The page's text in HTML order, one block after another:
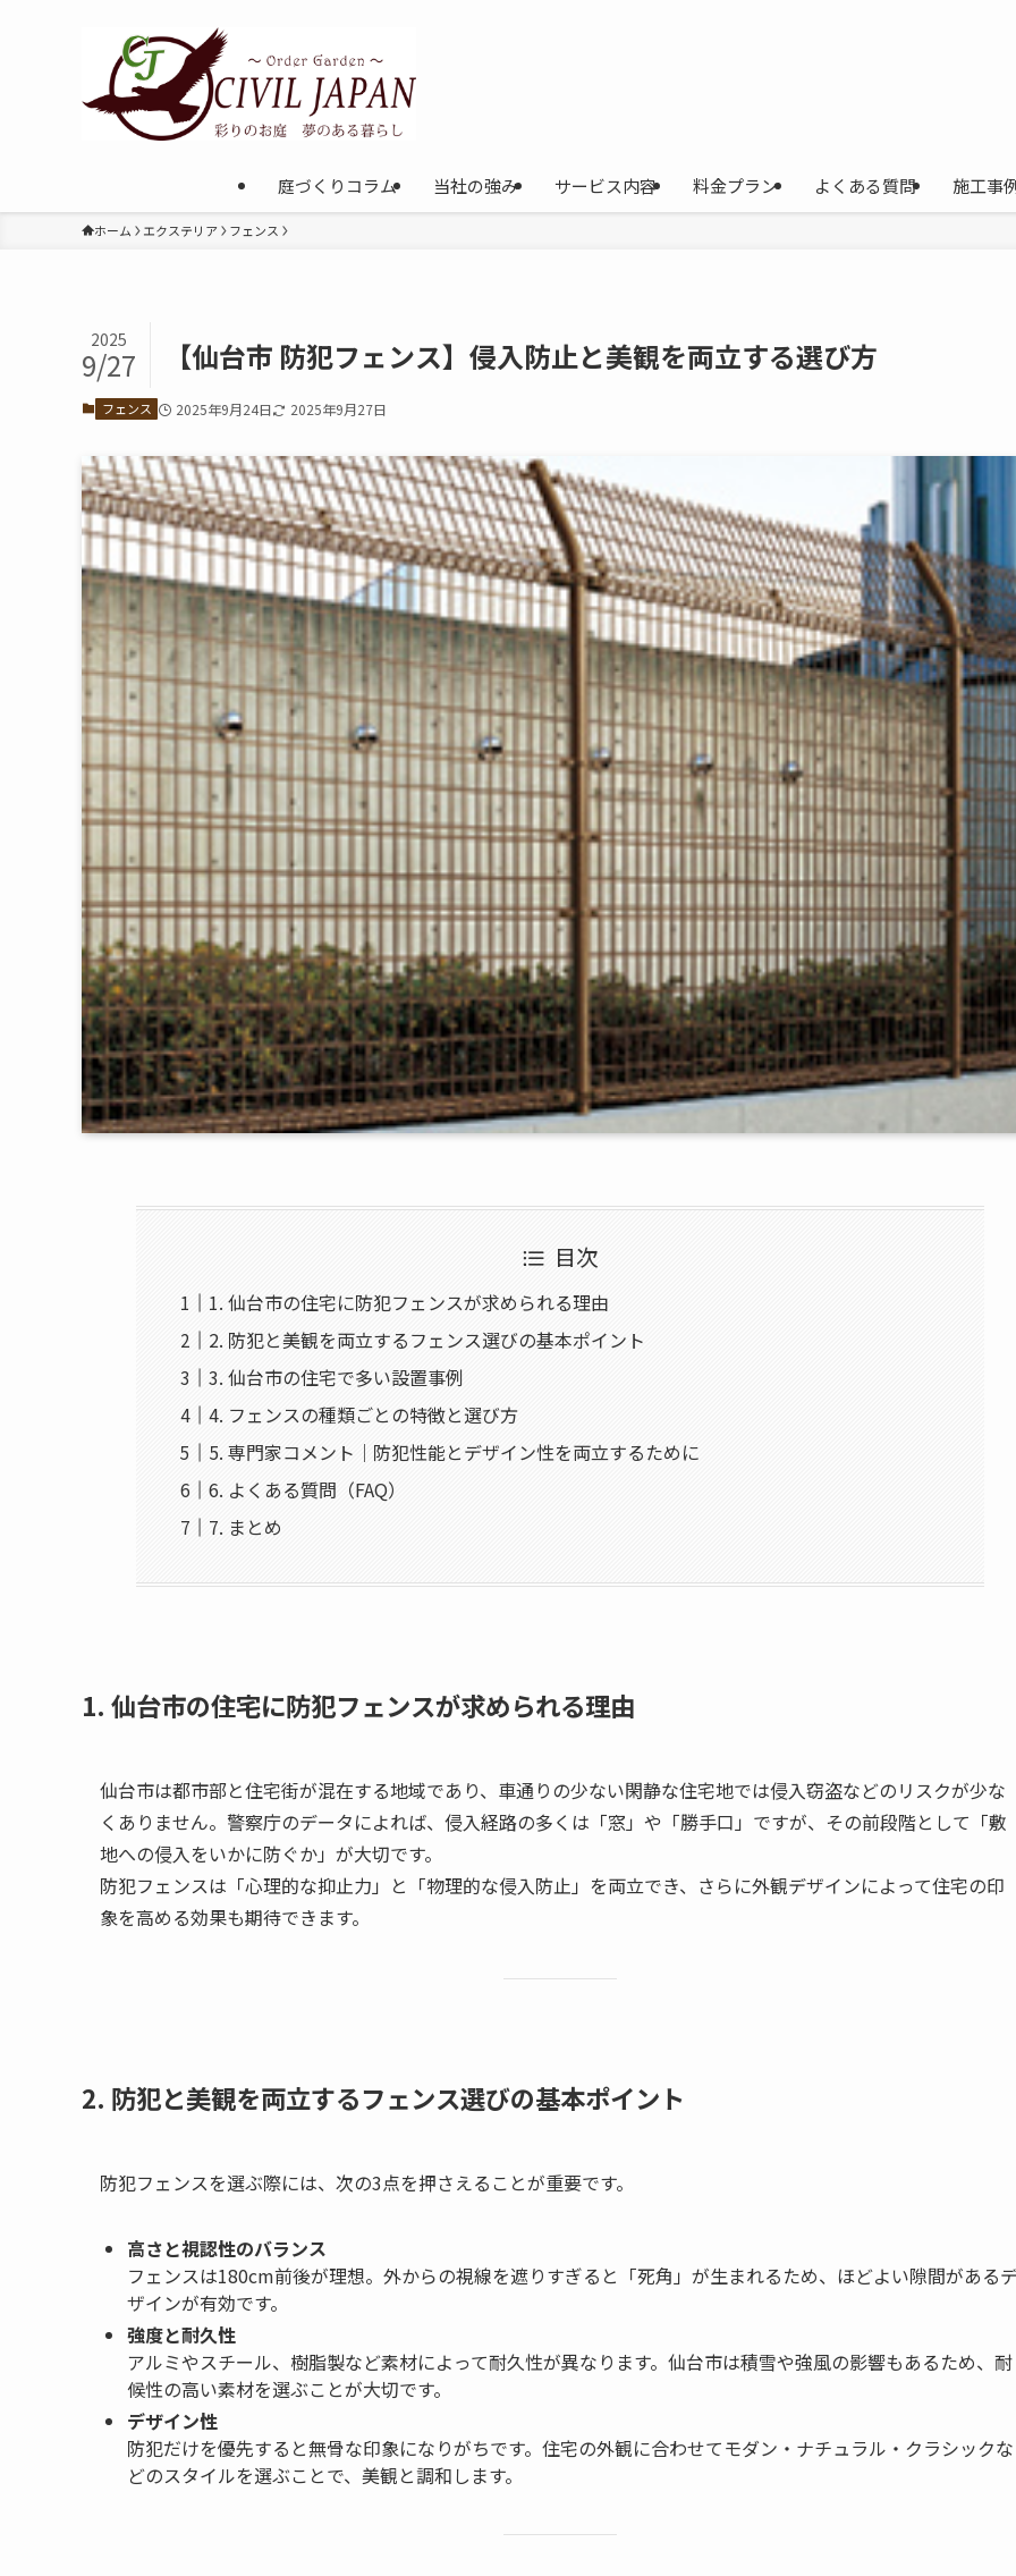
庭づくりコラム 当社の強み サービス内容 料金プラン よくある質問 施工事
ホーム エクステリア フェンス
【仙台市 防犯フェンス】侵入防止と美観を両立する選び方
2025
9/27
フェンス 2025年9月24日 2025年9月27日
目次
1. 仙台市の住宅に防犯フェンスが求められる理由
2. 防犯と美観を両立するフェンス選びの基本ポイント
3. 仙台市の住宅で多い設置事例
4. フェンスの種類ごとの特徴と選び方
5. 専門家コメント｜防犯性能とデザイン性を両立するために
6. よくある質問（FAQ）
7. まとめ
1. 仙台市の住宅に防犯フェンスが求められる理由
仙台市は都市部と住宅街が混在する地域であり、車通りの少ない閑静な住宅地では侵入窃盗などのリスクが少な
くありません。警察庁のデータによれば、侵入経路の多くは「窓」や「勝手口」ですが、その前段階として「敷
地への侵入をいかに防ぐか」が大切です。
防犯フェンスは「心理的な抑止力」と「物理的な侵入防止」を両立でき、さらに外観デザインによって住宅の印
象を高める効果も期待できます。
2. 防犯と美観を両立するフェンス選びの基本ポイント
防犯フェンスを選ぶ際には、次の3点を押さえることが重要です。
高さと視認性のバランス
フェンスは180cm前後が理想。外からの視線を遮りすぎると「死角」が生まれるため、ほどよい隙間がある
ザインが有効です。
強度と耐久性
アルミやスチール、樹脂製など素材によって耐久性が異なります。仙台市は積雪や強風の影響もあるため、耐
候性の高い素材を選ぶことが大切です。
デザイン性
防犯だけを優先すると無骨な印象になりがちです。住宅の外観に合わせてモダン・ナチュラル・クラシックな
どのスタイルを選ぶことで、美観と調和します。